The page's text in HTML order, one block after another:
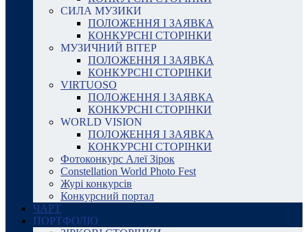
СИЛА МУЗИКИ
ПОЛОЖЕННЯ І ЗАЯВКА
КОНКУРСНІ СТОРІНКИ
МУЗИЧНИЙ ВІТЕР
ПОЛОЖЕННЯ І ЗАЯВКА
КОНКУРСНІ СТОРІНКИ
VIRTUOSO
ПОЛОЖЕННЯ І ЗАЯВКА
КОНКУРСНІ СТОРІНКИ
WORLD VISION
ПОЛОЖЕННЯ І ЗАЯВКА
КОНКУРСНІ СТОРІНКИ
Фотоконкурс Алеї Зірок
Constellation World Photo Fest
Журі конкурсів
Конкурсний портал
ЧАРТ
ПОРТФОЛІО